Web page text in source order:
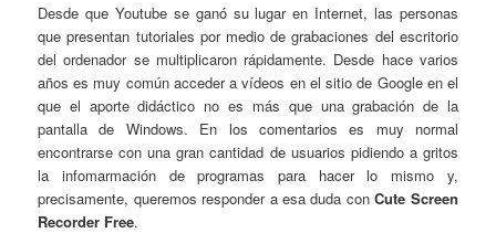
Desde que Youtube se ganó su lugar en Internet, las personas
que presentan tutoriales por medio de grabaciones del escritorio
del ordenador se multiplicaron rápidamente. Desde hace varios
años es muy común acceder a vídeos en el sitio de Google en el
que el aporte didáctico no es más que una grabación de la
pantalla de Windows. En los comentarios es muy normal
encontrarse con una gran cantidad de usuarios pidiendo a gritos
la infomarmación de programas para hacer lo mismo y,
precisamente, queremos responder a esa duda conCute Screen
Recorder Free.